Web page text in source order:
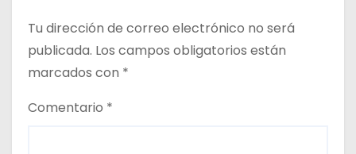
d
a
s
Tu dirección de correo electrónico no será
publicada. Los campos obligatorios están
marcados con *
Comentario *